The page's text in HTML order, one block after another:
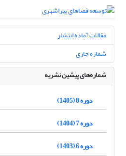
مقالات آماده انتشار
شماره جاری
شماره‌های پیشین نشریه
دوره 8 (1405)
دوره 7 (1404)
دوره 6 (1403)